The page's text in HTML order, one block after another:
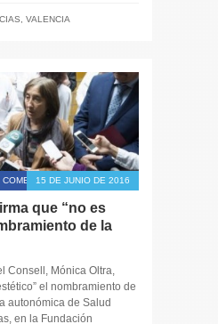
VALENCIA
COMENTARIOS15 DE JUNIO DE 2016
que “no es
de la
Consell, Mónica Oltra,
el nombramiento de
autonómica de Salud
en la Fundación